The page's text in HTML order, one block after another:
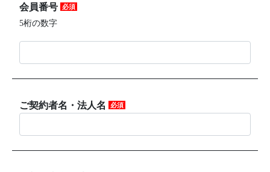
会員番号 必須
5桁の数字
ご契約者名・法人名 必須